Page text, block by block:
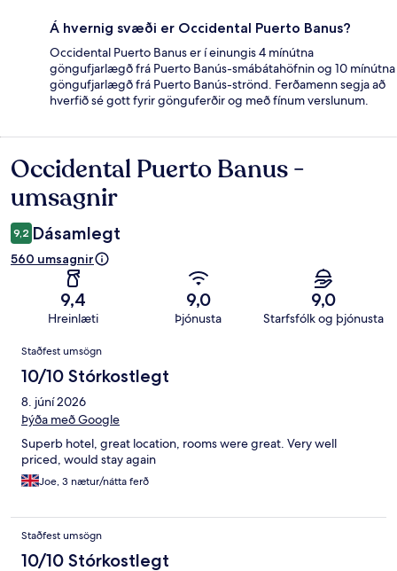
Á hvernig svæði er Occidental Puerto Banus?
Occidental Puerto Banus er í einungis 4 mínútna
göngufjarlægð frá Puerto Banús-smábátahöfnin og 10 mínútna
göngufjarlægð frá Puerto Banús-strönd. Ferðamenn segja að
hverfið sé gott fyrir gönguferðir og með fínum verslunum.
Umsagnir
Occidental Puerto Banus -
umsagnir
9,2 Dásamlegt
560 umsagnir
9,4
Hreinlæti
9,0
Þjónusta
9,0
Starfsfólk og þjónusta
Umsagnir
Staðfest umsögn
10/10 Stórkostlegt
8. júní 2026
Þýða með Google
Superb hotel, great location, rooms were great. Very well
priced, would stay again
Joe, 3 nætur/nátta ferð
Staðfest umsögn
10/10 Stórkostlegt